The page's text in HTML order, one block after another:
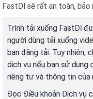
FastDl sẽ rất an toàn, bảo
Trình tải xuống FastDl
người dùng tải xuống
bạn đăng tải. Tuy nhiên,
dịch vụ nếu bạn sử dụng
riêng tư và thông tin của
Đọc Điều khoản Dịch vụ